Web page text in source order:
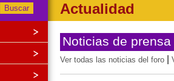
Actualidad
Noticias de prensa
Ver todas las noticias del foro